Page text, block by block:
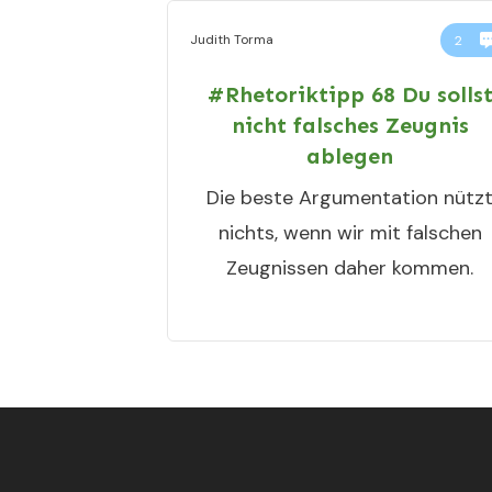
Judith Torma 2
#Rhetoriktipp 68 Du
nicht falsches Zeugnis
ablegen
Die beste Argumentation
nichts, wenn wir mit falschen
Zeugnissen daher kommen.